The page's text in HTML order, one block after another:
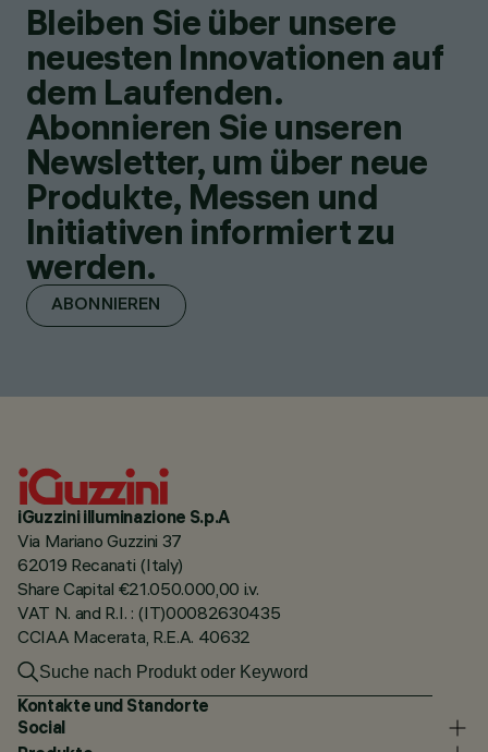
Bleiben Sie über unsere
neuesten Innovationen auf
dem Laufenden.
Abonnieren Sie unseren
Newsletter, um über neue
Produkte, Messen und
Initiativen informiert zu
werden.
ABONNIEREN
iGuzzini illuminazione S.p.A
Via Mariano Guzzini 37
62019 Recanati (Italy)
Share Capital €21.050.000,00 i.v.
VAT N. and R.I. : (IT)00082630435
CCIAA Macerata, R.E.A. 40632
Kontakte und Standorte
Social